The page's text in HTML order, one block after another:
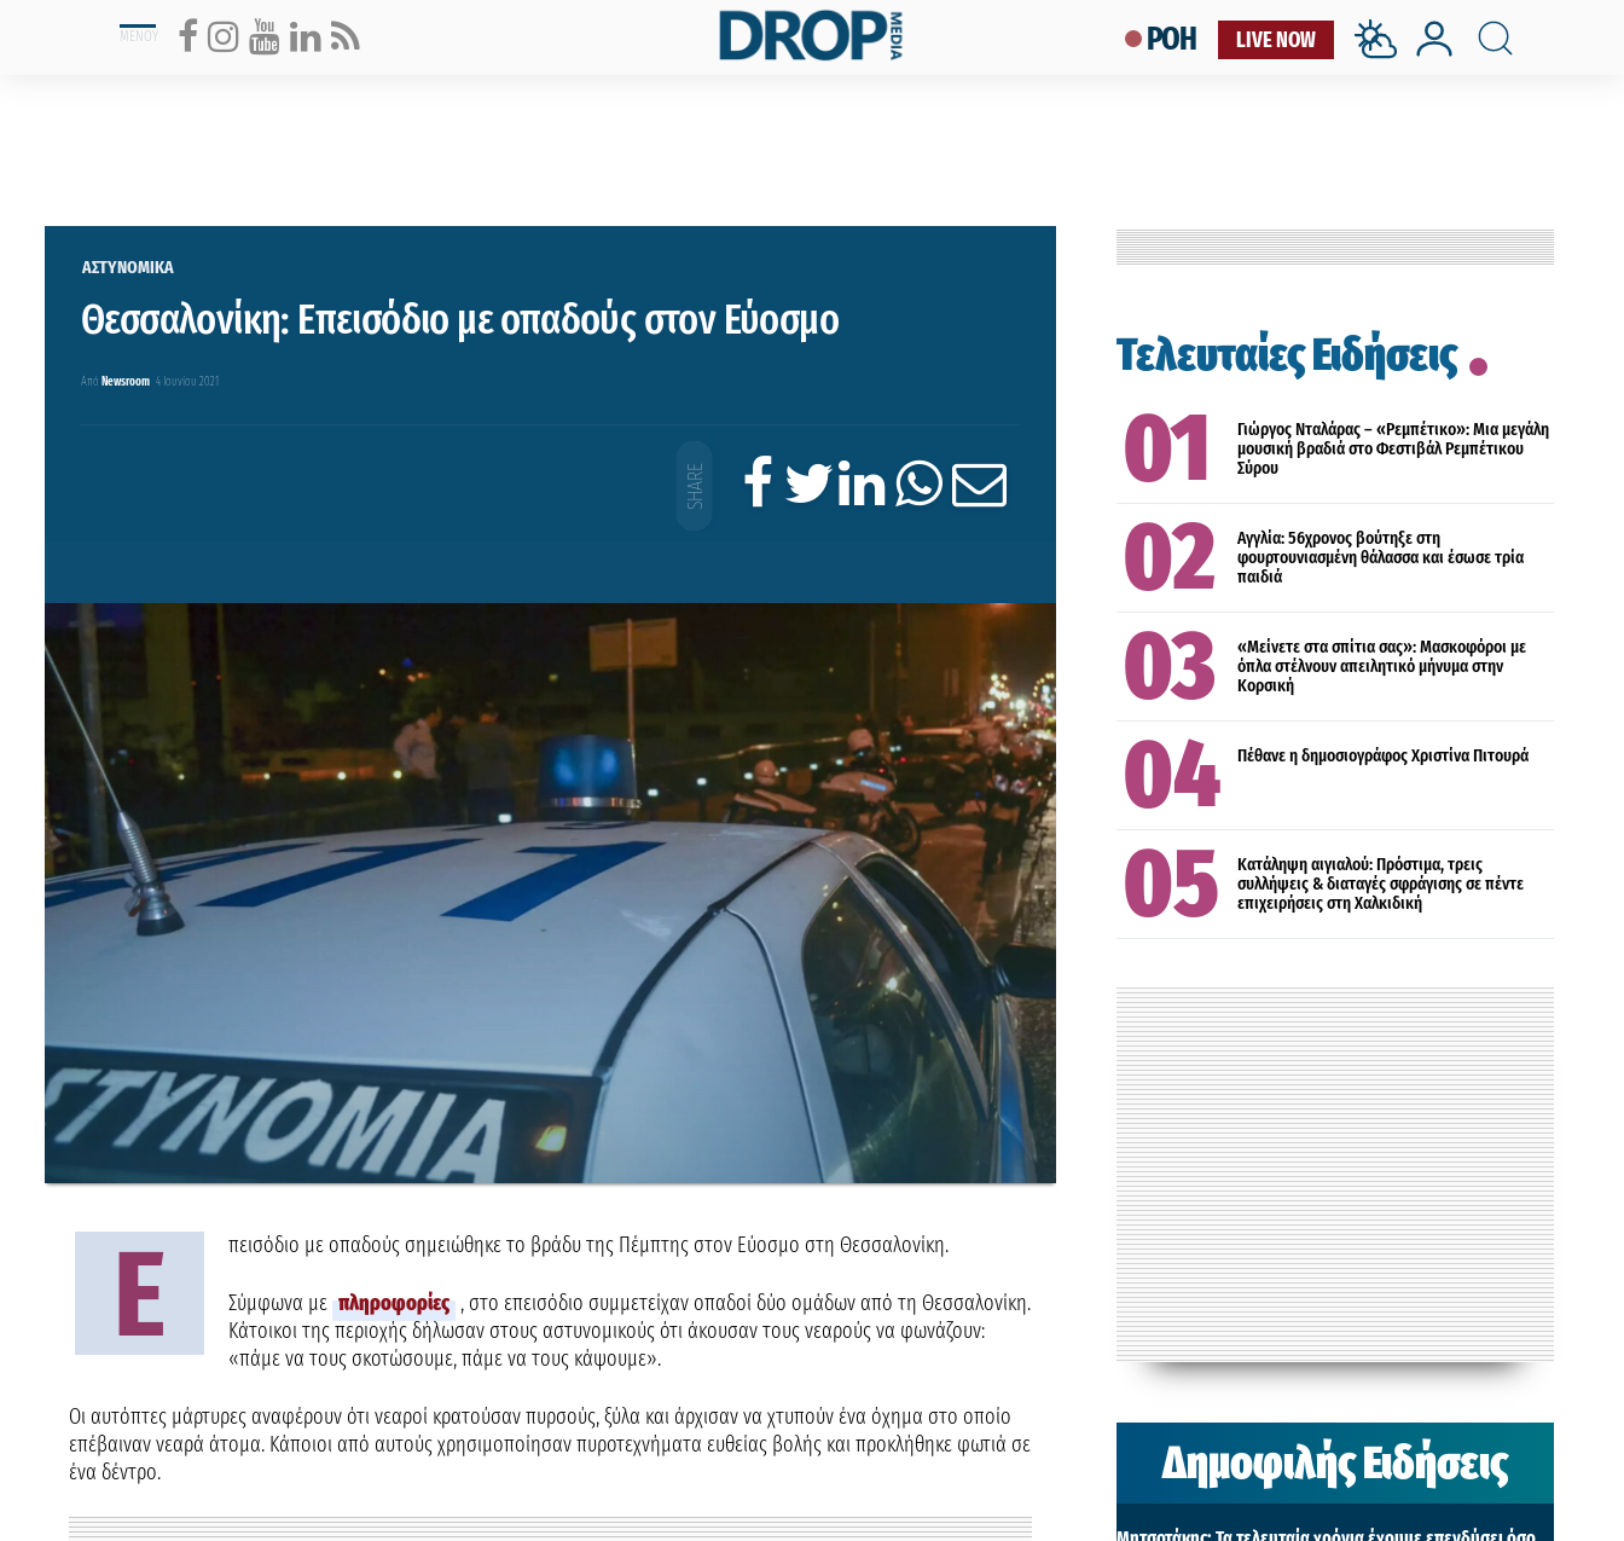
LIVE NOW
ΡΟΗ
ΑΣΤΥΝΟΜΙΚΑ
Θεσσαλονίκη: Επεισόδιο με οπαδούς στον Εύοσμο
Από Newsroom 4 Ιουνίου 2021
Ε πεισόδιο με οπαδούς σημειώθηκε το βράδυ της Πέμπτης στον Εύοσμο στη Θεσσαλονίκη.
Σύμφωνα με πληροφορίες , στο επεισόδιο συμμετείχαν οπαδοί δύο ομάδων από τη Θεσσαλονίκη.
Κάτοικοι της περιοχής δήλωσαν στους αστυνομικούς ότι άκουσαν τους νεαρούς να φωνάζουν:
«πάμε να τους σκοτώσουμε, πάμε να τους κάψουμε».
Οι αυτόπτες μάρτυρες αναφέρουν ότι νεαροί κρατούσαν πυρσούς, ξύλα και άρχισαν να χτυπούν ένα όχημα στο οποίο
επέβαιναν νεαρά άτομα. Κάποιοι από αυτούς χρησιμοποίησαν πυροτεχνήματα ευθείας βολής και προκλήθηκε φωτιά σε
ένα δέντρο.
Τελευταίες Ειδήσεις
Γιώργος Νταλάρας – «Ρεμπέτικο»: Μια μεγάλη
μουσική βραδιά στο Φεστιβάλ Ρεμπέτικου
Σύρου
ΔΙΕΘΝΗ
Αγγλία: 56χρονος βούτηξε στη
φουρτουνιασμένη θάλασσα και έσωσε τρία
παιδιά
ΔΙΕΘΝΗ
«Μείνετε στα σπίτια σας»: Μασκοφόροι με
όπλα στέλνουν απειλητικό μήνυμα στην
Κορσική
ΕΛΛΑΔΑ
Πέθανε η δημοσιογράφος Χριστίνα Πιτουρά
ΑΣΤΥΝΟΜΙΚΑ
ΕΛΛΑΔΑ
Κατάληψη αιγιαλού: Πρόστιμα, τρεις
συλλήψεις & διαταγές σφράγισης σε πέντε
επιχειρήσεις στη Χαλκιδική
Δημοφιλής Ειδήσεις